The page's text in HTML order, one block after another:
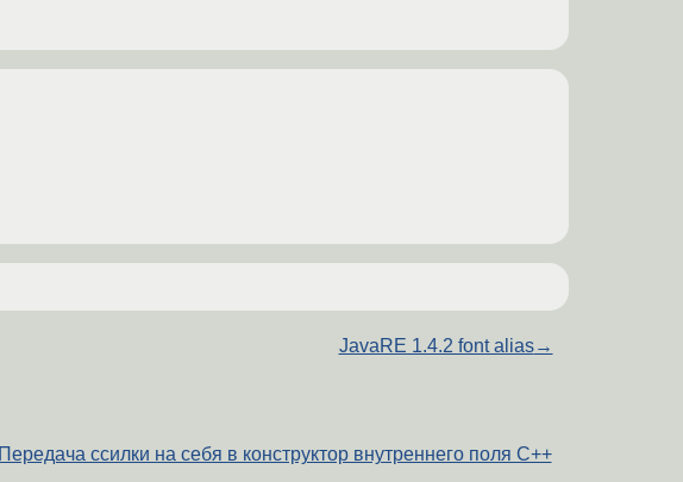
JavaRE 1.4.2 font alias→
Передача ссилки на себя в конструктор внутреннего поля C++